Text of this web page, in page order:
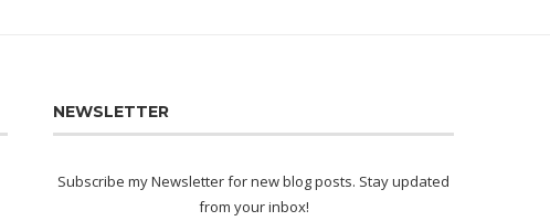
NEWSLETTER
Subscribe my Newsletter for new blog posts. Stay updated
from your inbox!